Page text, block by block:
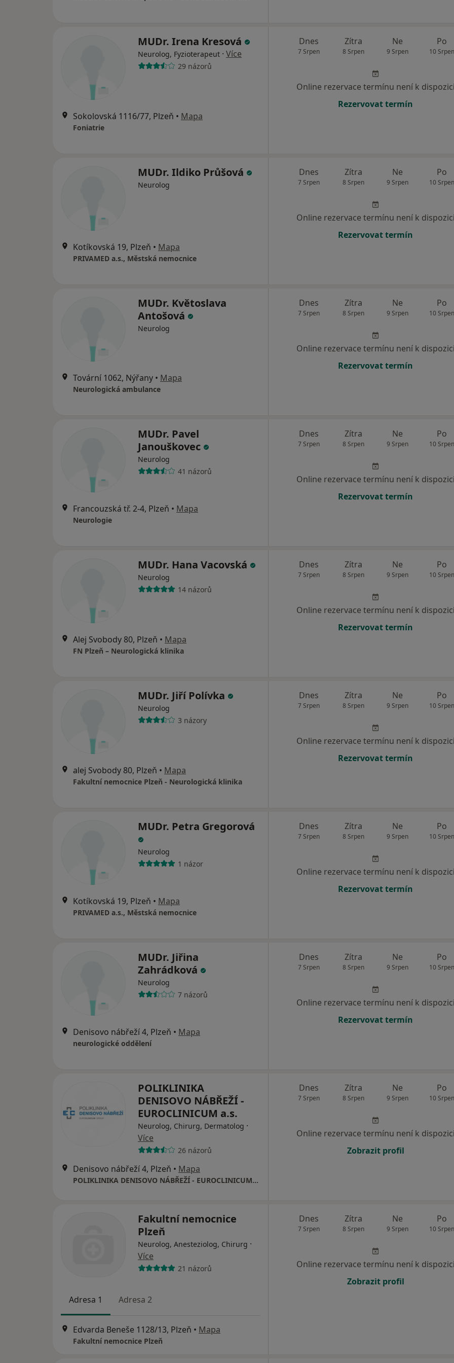
MUDr. Irena Kresová
Neurolog, Fyzioterapeut · Více
29 názorů
Sokolovská 1116/77, Plzeň • Mapa
Foniatrie
Dnes
7 Srpen
Zítra
8 Srpen
Ne
9 Srpen
Po
10 Srpen
Online rezervace termínu není k dispozici
Rezervovat termín
MUDr. Ildiko Průšová
Neurolog
Kotíkovská 19, Plzeň • Mapa
PRIVAMED a.s., Městská nemocnice
Dnes
7 Srpen
Zítra
8 Srpen
Ne
9 Srpen
Po
10 Srpen
Online rezervace termínu není k dispozici
Rezervovat termín
MUDr. Květoslava
Antošová
Neurolog
Tovární 1062, Nýřany • Mapa
Neurologická ambulance
Dnes
7 Srpen
Zítra
8 Srpen
Ne
9 Srpen
Po
10 Srpen
Online rezervace termínu není k dispozici
Rezervovat termín
MUDr. Pavel
Janouškovec
Neurolog
41 názorů
Francouzská tř. 2-4, Plzeň • Mapa
Neurologie
Dnes
7 Srpen
Zítra
8 Srpen
Ne
9 Srpen
Po
10 Srpen
Online rezervace termínu není k dispozici
Rezervovat termín
MUDr. Hana Vacovská
Neurolog
14 názorů
Alej Svobody 80, Plzeň • Mapa
FN Plzeň – Neurologická klinika
Dnes
7 Srpen
Zítra
8 Srpen
Ne
9 Srpen
Po
10 Srpen
Online rezervace termínu není k dispozici
Rezervovat termín
MUDr. Jiří Polívka
Neurolog
3 názory
alej Svobody 80, Plzeň • Mapa
Fakultní nemocnice Plzeň - Neurologická klinika
Dnes
7 Srpen
Zítra
8 Srpen
Ne
9 Srpen
Po
10 Srpen
Online rezervace termínu není k dispozici
Rezervovat termín
MUDr. Petra Gregorová
Neurolog
1 názor
Kotíkovská 19, Plzeň • Mapa
PRIVAMED a.s., Městská nemocnice
Dnes
7 Srpen
Zítra
8 Srpen
Ne
9 Srpen
Po
10 Srpen
Online rezervace termínu není k dispozici
Rezervovat termín
MUDr. Jiřina
Zahrádková
Neurolog
7 názorů
Denisovo nábřeží 4, Plzeň • Mapa
neurologické oddělení
Dnes
7 Srpen
Zítra
8 Srpen
Ne
9 Srpen
Po
10 Srpen
Online rezervace termínu není k dispozici
Rezervovat termín
POLIKLINIKA
DENISOVO NÁBŘEŽÍ -
EUROCLINICUM a.s.
Neurolog, Chirurg, Dermatolog ·
Více
26 názorů
Denisovo nábřeží 4, Plzeň • Mapa
POLIKLINIKA DENISOVO NÁBŘEŽÍ - EUROCLINICUM a.s.
Dnes
7 Srpen
Zítra
8 Srpen
Ne
9 Srpen
Po
10 Srpen
Online rezervace termínu není k dispozici
Zobrazit profil
Fakultní nemocnice
Plzeň
Neurolog, Anesteziolog, Chirurg ·
Více
21 názorů
Adresa 1 Adresa 2
Edvarda Beneše 1128/13, Plzeň • Mapa
Fakultní nemocnice Plzeň
Dnes
7 Srpen
Zítra
8 Srpen
Ne
9 Srpen
Po
10 Srpen
Online rezervace termínu není k dispozici
Zobrazit profil